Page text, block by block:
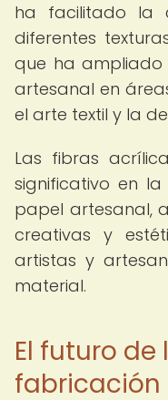
ha facilitado la
diferentes
que ha ampliado
artesanal en
el arte textil y la
Las fibras
significativo en
papel artesanal,
creativas y
artistas y
material.
El futuro
fabricación